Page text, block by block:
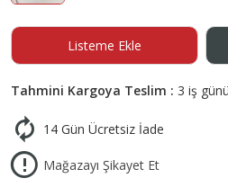
Listeme Ekle
Tahmini Kargoya Teslim : 3 iş
14 Gün Ücretsiz İade
Mağazayı Şikayet Et